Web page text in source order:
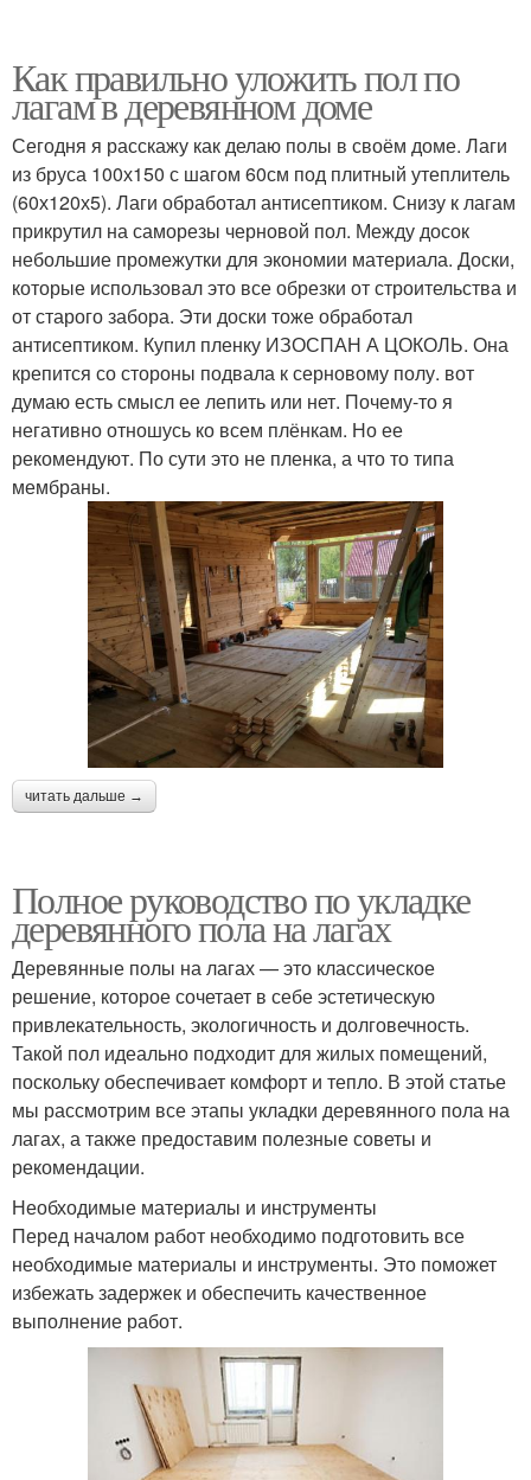
Древесины для лаг Лаги к брусьям
Установленные лаги Шаг между лагами
Доска на лаги Пол на лагах
Как правильно уложить пол по
лагам в деревянном доме
Сегодня я расскажу как делаю полы в своём доме. Лаги
из бруса 100х150 с шагом 60см под плитный утеплитель
(60х120х5). Лаги обработал антисептиком. Снизу к лагам
прикрутил на саморезы черновой пол. Между досок
небольшие промежутки для экономии материала. Доски,
которые использовал это все обрезки от строительства и
от старого забора. Эти доски тоже обработал
антисептиком. Купил пленку ИЗОСПАН А ЦОКОЛЬ. Она
крепится со стороны подвала к серновому полу. вот
думаю есть смысл ее лепить или нет. Почему-то я
негативно отношусь ко всем плёнкам. Но ее
рекомендуют. По сути это не пленка, а что то типа
мембраны.
читать дальше →
Полное руководство по укладке
деревянного пола на лагах
Деревянные полы на лагах — это классическое
решение, которое сочетает в себе эстетическую
привлекательность, экологичность и долговечность.
Такой пол идеально подходит для жилых помещений,
поскольку обеспечивает комфорт и тепло. В этой статье
мы рассмотрим все этапы укладки деревянного пола на
лагах, а также предоставим полезные советы и
рекомендации.
Необходимые материалы и инструменты
Перед началом работ необходимо подготовить все
необходимые материалы и инструменты. Это поможет
избежать задержек и обеспечить качественное
выполнение работ.